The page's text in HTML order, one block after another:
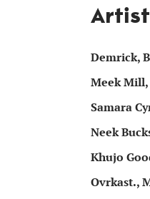
Demrick,
Meek Mill,
Samara
Neek
Khujo
Ovrkast.,